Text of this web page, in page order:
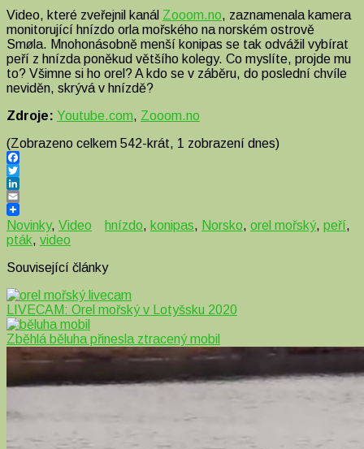
Video, které zveřejnil kanál Zooom.no, zaznamenala kamera
monitorující hnízdo orla mořského na norském ostrově
Smøla. Mnohonásobně menší konipas se tak odvážil vybírat
peří z hnízda poněkud většího kolegy. Co myslíte, projde mu
to? Všimne si ho orel? A kdo se v záběru, do poslední chvíle
neviděn, skrývá v hnízdě?
Zdroje: Youtube.com, Zooom.no
(Zobrazeno celkem 542-krát, 1 zobrazení dnes)
Facebook
Twitter
LinkedIn
Email
Novinky, Video hnízdo, konipas, Norsko, orel mořský, peří,
pták, video
Související články
LIVECAM: Orel mořský v Lotyšsku 2020
Zběhlá běluha přinesla ztracený mobil